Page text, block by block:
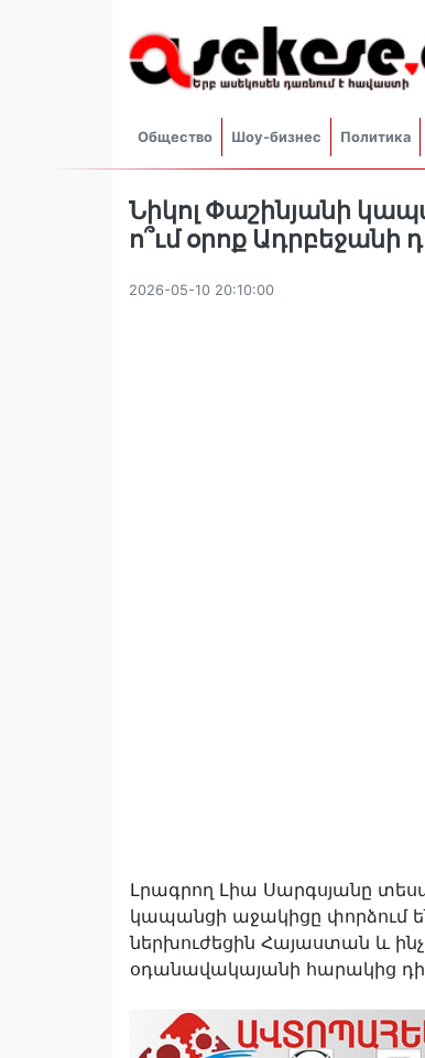
Общество Шоу-бизнес Политика
Նիկոլ Փաշինյանի
ո՞ւմ օրոք
2026-05-10 20:10:00
Լրագրող Լիա Սարգսյանը
կապանցի աջակիցը փորձում
ներխուժեցին Հայաստան և
օդանավակայանի հարակից